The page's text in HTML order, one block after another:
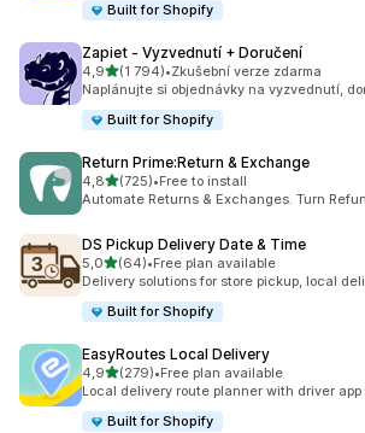
Built for Shopify
Zapiet ‑ Vyzvednutí + Doručení
4,9z 5 hvězd
(1 794)
Celkový počet recenzí: 1794
•Zkušební verze zdarma
Naplánujte si objednávky na vyzvednutí,
Built for Shopify
Return Prime:Return & Exchange
4,8z 5 hvězd
(725)
Celkový počet recenzí: 725
•Free to install
Automate Returns & Exchanges. Turn
DS Pickup Delivery Date & Time
5,0z 5 hvězd
(64)
Celkový počet recenzí: 64
•Free plan available
Delivery solutions for store pickup, local
Built for Shopify
EasyRoutes Local Delivery
4,9z 5 hvězd
(279)
Celkový počet recenzí: 279
•Free plan available
Local delivery route planner with driver
Built for Shopify